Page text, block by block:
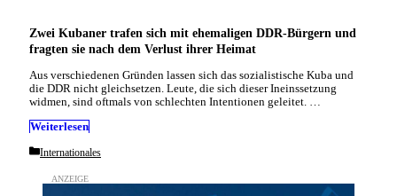
Zwei Kubaner trafen sich mit ehemaligen DDR-Bürgern und
fragten sie nach dem Verlust ihrer Heimat
Aus verschiedenen Gründen lassen sich das sozialistische Kuba und
die DDR nicht gleichsetzen. Leute, die sich dieser Ineinssetzung
widmen, sind oftmals von schlechten Intentionen geleitet. …
Weiterlesen
Categories
Internationales